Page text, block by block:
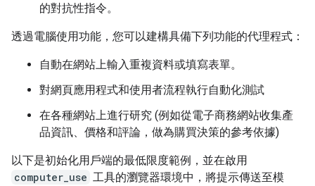
的對抗性指令。
透過電腦使用功能，您可以建構具備下列功能的代理程式：
自動在網站上輸入重複資料或填寫表單。
對網頁應用程式和使用者流程執行自動化測試
在各種網站上進行研究 (例如從電子商務網站收集產
品資訊、價格和評論，做為購買決策的參考依據)
以下是初始化用戶端的最低限度範例，並在啟用
computer_use 工具的瀏覽器環境中，將提示傳送至模